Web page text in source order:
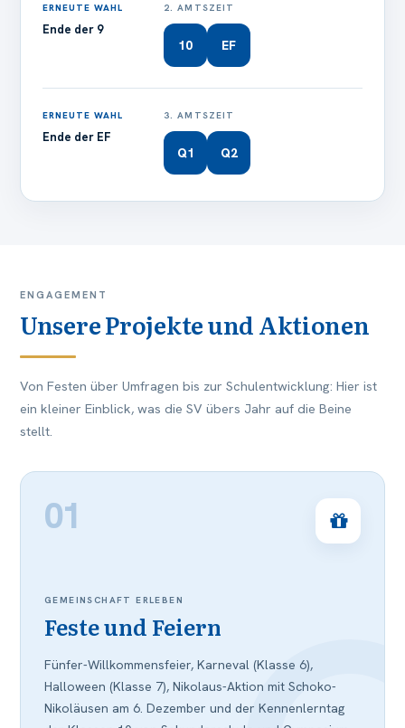
ERNEUTE WAHL
Ende der 9
2. AMTSZEIT
10 EF
ERNEUTE WAHL
Ende der EF
3. AMTSZEIT
Q1 Q2
ENGAGEMENT
Unsere Projekte und Aktionen
Von Festen über Umfragen bis zur Schulentwicklung: Hier ist
ein kleiner Einblick, was die SV übers Jahr auf die Beine
stellt.
01
GEMEINSCHAFT ERLEBEN
Feste und Feiern
Fünfer-Willkommensfeier, Karneval (Klasse 6),
Halloween (Klasse 7), Nikolaus-Aktion mit Schoko-
Nikoläusen am 6. Dezember und der Kennenlerntag